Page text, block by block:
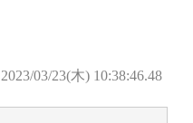
2023/03/23(木) 10:38:46.48